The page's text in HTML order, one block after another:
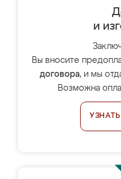
и
Вы вносите
договора, и мы
Возможна